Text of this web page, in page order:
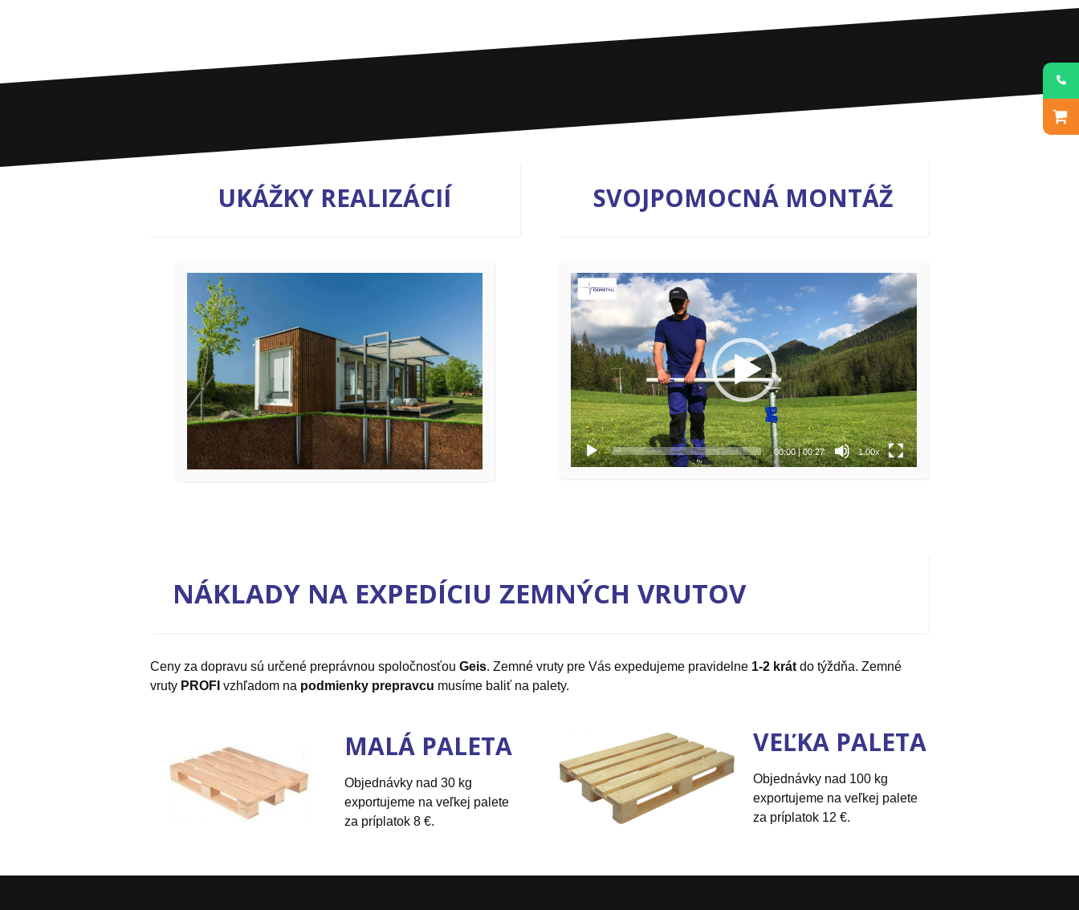
UKÁŽKY REALIZÁCIÍ SVOJPOMOCNÁ MONTÁŽ
Video
prehrávač
00:00|00:27 1.00x
NÁKLADY NA EXPEDÍCIU ZEMNÝCH VRUTOV
Ceny za dopravu sú určené preprávnou spoločnosťou Geis. Zemné vruty pre Vás expedujeme pravidelne 1-2 krát do týždňa. Zemné
vruty PROFI vzhľadom na podmienky prepravcu musíme baliť na palety.
MALÁ PALETA
Objednávky nad 30 kg
exportujeme na veľkej palete
za príplatok 8 €.
VEĽKA PALETA
Objednávky nad 100 kg
exportujeme na veľkej palete
za príplatok 12 €.